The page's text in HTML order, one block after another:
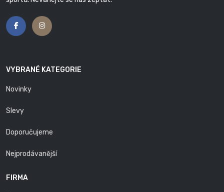
VYBRANÉ KATEGORIE
Novinky
Slevy
Doporučujeme
Nejprodávanější
FIRMA